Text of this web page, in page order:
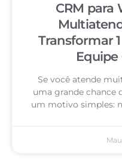
CRM para
Transformar
Equipe
Se você atende
uma grande chance
um motivo simples: